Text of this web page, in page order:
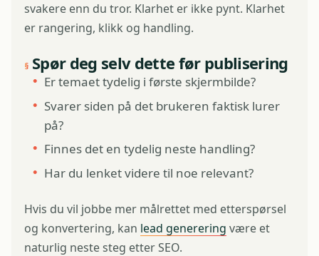
svakere enn du tror. Klarhet er ikke pynt. Klarhet
er rangering, klikk og handling.
Spør deg selv dette før publisering
Er temaet tydelig i første skjermbilde?
Svarer siden på det brukeren faktisk lurer
på?
Finnes det en tydelig neste handling?
Har du lenket videre til noe relevant?
Hvis du vil jobbe mer målrettet med etterspørsel
og konvertering, kan lead generering være et
naturlig neste steg etter SEO.